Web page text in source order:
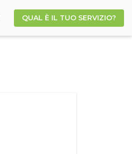
QUAL È IL TUO SERVIZIO?